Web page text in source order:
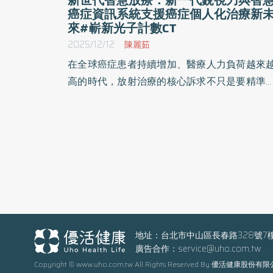
癌症資訊系統支援癌症個人化治療新
來#嶄新光子計數CT
2025/12/12 陳麗茹
在全球癌症患者持續增加、醫療人力負荷越來
高的時代，放射治療的核心訴求不只是要精準治
地址：台北市中山區長春路328號7
廣告合作： service@uho.com.tw
Copyright © www.uho.com.tw All Rights Reserved By 優活健康股份有限